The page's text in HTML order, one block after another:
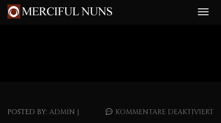
POSTED BY: ADMIN | KOMMENTARE DEAKTIVIERT